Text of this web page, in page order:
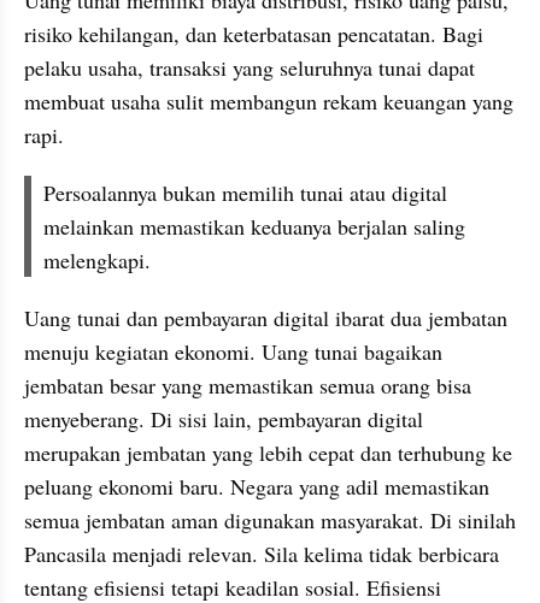
risiko kehilangan, dan keterbatasan pencatatan. Bagi
pelaku usaha, transaksi yang seluruhnya tunai dapat
membuat usaha sulit membangun rekam keuangan yang
rapi.
Persoalannya bukan memilih tunai atau digital
melainkan memastikan keduanya berjalan saling
melengkapi.
Uang tunai dan pembayaran digital ibarat dua jembatan
menuju kegiatan ekonomi. Uang tunai bagaikan
jembatan besar yang memastikan semua orang bisa
menyeberang. Di sisi lain, pembayaran digital
merupakan jembatan yang lebih cepat dan terhubung ke
peluang ekonomi baru. Negara yang adil memastikan
semua jembatan aman digunakan masyarakat. Di sinilah
Pancasila menjadi relevan. Sila kelima tidak berbicara
tentang efisiensi tetapi keadilan sosial. Efisiensi